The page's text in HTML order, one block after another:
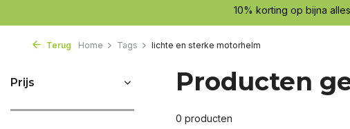
10% korting op bijna
Terug Home Tags lichte en sterke motorhelm
Prijs Producten
0 producten